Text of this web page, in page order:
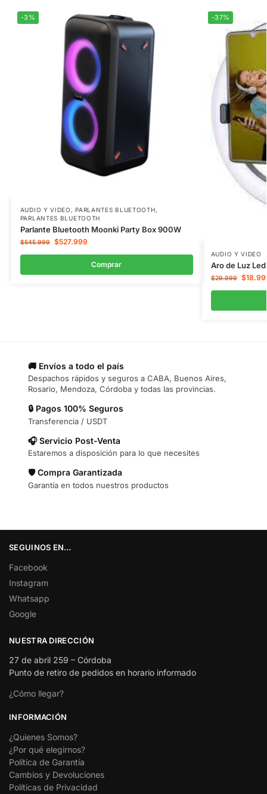
-3%
AUDIO Y VIDEO ,PARLANTES BLUETOOTH,
PARLANTES BLUETOOTH
Parlante Bluetooth Moonki Party Box 900W
$545.999 $527.999
Comprar
-37%
AUDIO Y VIDEO
Aro de Luz
$29.999 $
🚚 Envíos a todo el país
Despachos rápidos y seguros a CABA, Buenos Aires,
Rosario, Mendoza, Córdoba y todas las provincias.
🔒 Pagos 100% Seguros
Transferencia / USDT
🎧 Servicio Post-Venta
Estaremos a disposición para lo que necesites
🛡️ Compra Garantizada
Garantía en todos nuestros productos
SEGUINOS EN…
Facebook
Instagram
Whatsapp
Google
NUESTRA DIRECCIÓN
27 de abril 259 – Córdoba
Punto de retiro de pedidos en horario informado
¿Cómo llegar?
INFORMACIÓN
¿Quienes Somos?
¿Por qué elegirnos?
Política de Garantía
Cambios y Devoluciones
Políticas de Privacidad